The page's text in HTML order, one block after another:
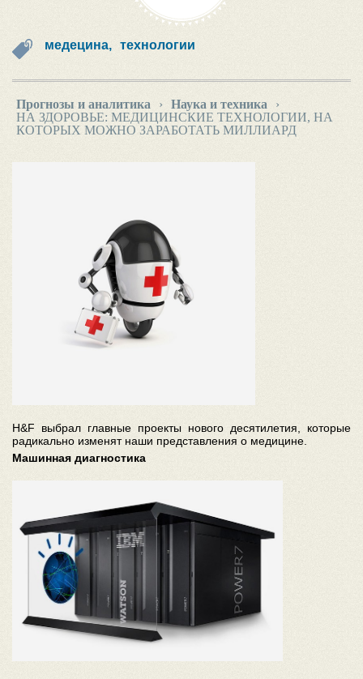
медецина, технологии
Прогнозы и аналитика › Наука и техника
›
НА ЗДОРОВЬЕ: МЕДИЦИНСКИЕ ТЕХНОЛОГИИ, НА
КОТОРЫХ МОЖНО ЗАРАБОТАТЬ МИЛЛИАРД
H&F выбрал главные проекты нового десятилетия, которые
радикально изменят наши представления о медицине.
Машинная диагностика